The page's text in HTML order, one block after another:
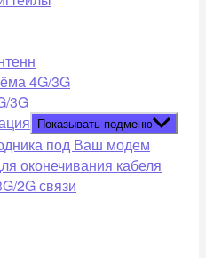
4G/3G
3G
Показывать подменю
под Ваш модем
оконечивания кабеля
2G связи